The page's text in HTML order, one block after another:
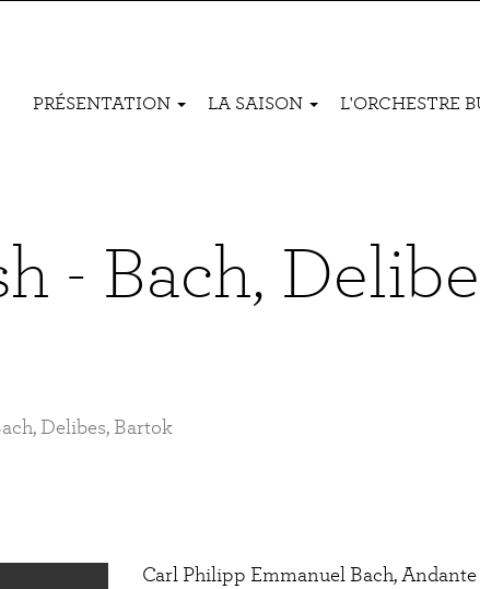
Navigation
PRÉSENTATION LA SAISON L'ORCHESTRE
- Bach,
Delibes, Bartok
Carl Philipp Emmanuel Bach, Andante